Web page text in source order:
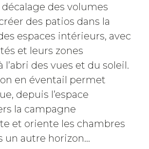
des volumes
des patios dans la
espaces intérieurs, avec
et leurs zones
l’abri des vues et du soleil.
en éventail permet
depuis l’espace
la campagne
et oriente les chambres
un autre horizon…